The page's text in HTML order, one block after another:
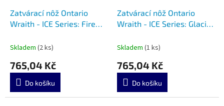
Zatvárací nôž Ontario
Wraith - ICE Series: Fire
Skladem (2 ks)
765,04 Kč
Do košíku
Zatvárací nôž Ontario
Wraith - ICE Series: Glacier
Skladem (1 ks)
765,04 Kč
Do košíku